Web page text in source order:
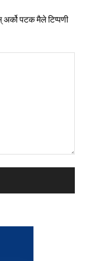
अर्को पटक मैले टिप्पणी